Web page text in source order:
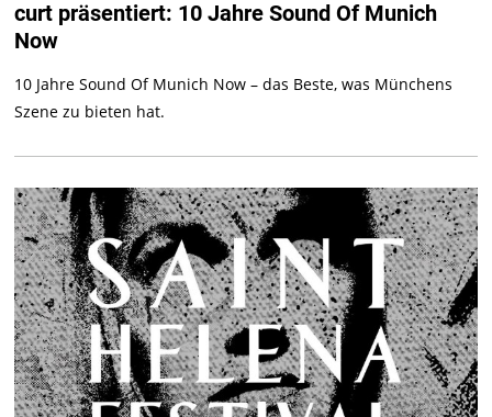
curt präsentiert: 10 Jahre Sound Of Munich
Now
10 Jahre Sound Of Munich Now – das Beste, was Münchens
Szene zu bieten hat.